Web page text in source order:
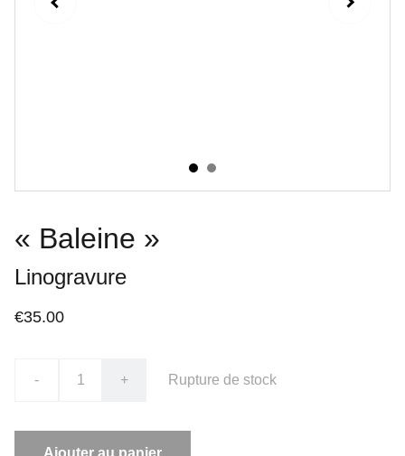
« Baleine »
Linogravure
€35.00
- + Rupture de stock
Ajouter au panier